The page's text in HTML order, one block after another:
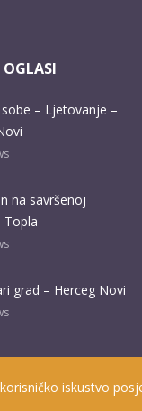
OGLASI
– Ljetovanje –
na savršenoj
Topla
grad – Herceg Novi
iskustvo